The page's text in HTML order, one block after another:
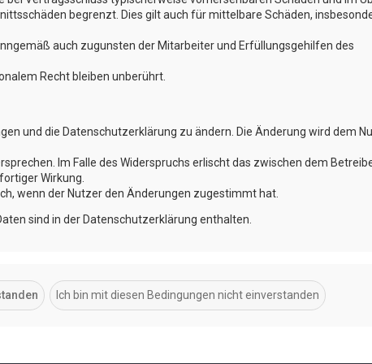
begrenzt. Dies gilt auch für mittelbare Schäden,
auch zugunsten der Mitarbeiter und Erfüllungsgehilfen des
Recht bleiben unberührt.
und die Datenschutzerklärung zu ändern. Die Änderung wird dem
Im Falle des Widerspruchs erlischt das zwischen dem
Wirkung.
wenn der Nutzer den Änderungen zugestimmt hat.
sind in der Datenschutzerklärung enthalten.